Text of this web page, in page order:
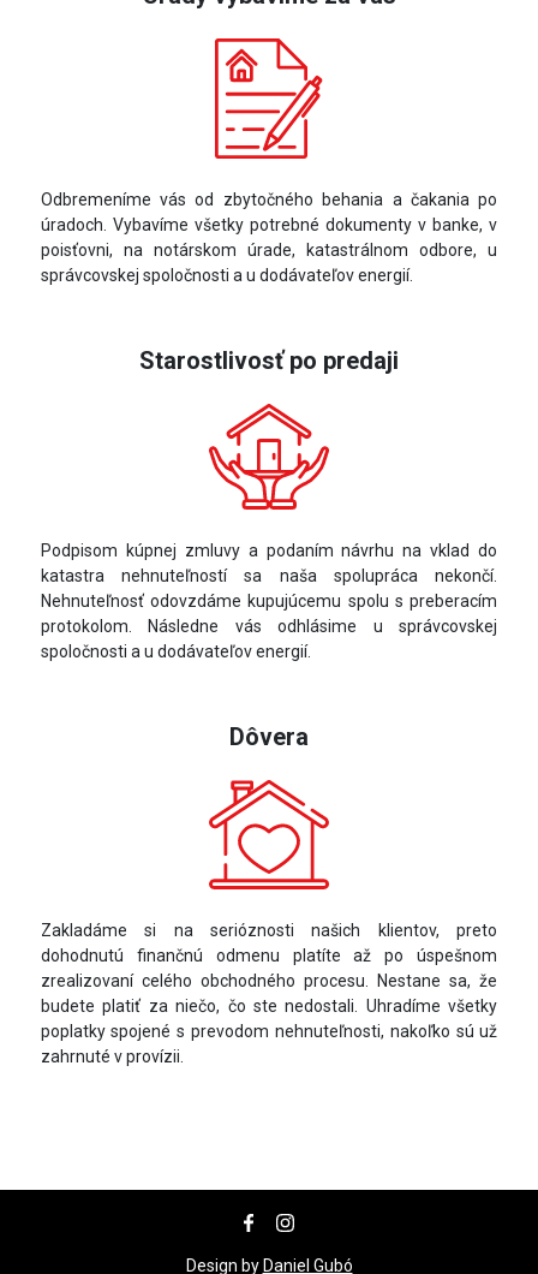
Odbremeníme vás od zbytočného behania a čakania po
úradoch. Vybavíme všetky potrebné dokumenty v banke, v
poisťovni, na notárskom úrade, katastrálnom odbore, u
správcovskej spoločnosti a u dodávateľov energií.
Starostlivosť po predaji
Podpisom kúpnej zmluvy a podaním návrhu na vklad do
katastra nehnuteľností sa naša spolupráca nekončí.
Nehnuteľnosť odovzdáme kupujúcemu spolu s preberacím
protokolom. Následne vás odhlásime u správcovskej
spoločnosti a u dodávateľov energií.
Dôvera
Zakladáme si na serióznosti našich klientov, preto
dohodnutú finančnú odmenu platíte až po úspešnom
zrealizovaní celého obchodného procesu. Nestane sa, že
budete platiť za niečo, čo ste nedostali. Uhradíme všetky
poplatky spojené s prevodom nehnuteľnosti, nakoľko sú už
zahrnuté v provízii.
Design by Daniel Gubó